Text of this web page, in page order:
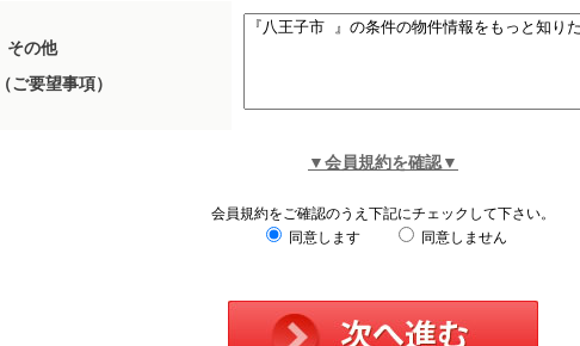
その他
（ご要望事項）
▼会員規約を確認▼
会員規約をご確認のうえ下記にチェックして下さい。
同意します
同意しません